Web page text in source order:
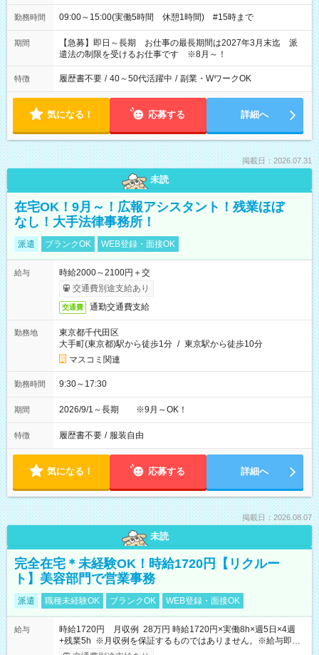
勤務時間 09:00～15:00(実働5時間 休憩1時間) #15時まで
期間
【急募】即日～長期 お仕事の最長期間は2027年3月末迄 派
遣法の制限を受けるお仕事です ※8月～！
特徴 履歴書不要 / 40～50代活躍中 / 副業・WワークOK
気になる！ 応募する 詳細へ
掲載日：2026.07.31
未読
在宅OK！9月～！広報アシスタント！残業ほぼ
なし！大手法律事務所！
派遣 ブランクOK WEB登録・面接OK
給与
時給2000～2100円＋交
交通費別途支給あり
交通費 通勤交通費支給
勤務地
東京都千代田区
大手町(東京都)駅から徒歩1分 / 東京駅から徒歩10分
マスコミ関連
勤務時間 9:30～17:30
期間 2026/9/1～長期 ※9月～OK！
特徴 履歴書不要 / 服装自由
気になる！ 応募する 詳細へ
掲載日：2026.08.07
未読
完全在宅＊未経験OK！時給1720円【リクルー
ト】美容部門で営業事務
派遣 職種未経験OK ブランクOK WEB登録・面接OK
給与
時給1720円 月収例 28万円 時給1720円×実働8h×週5日×4週
+残業5h ※月収例を保証するものではありません。※給与即受
取りサービス利用可（利用条件有）